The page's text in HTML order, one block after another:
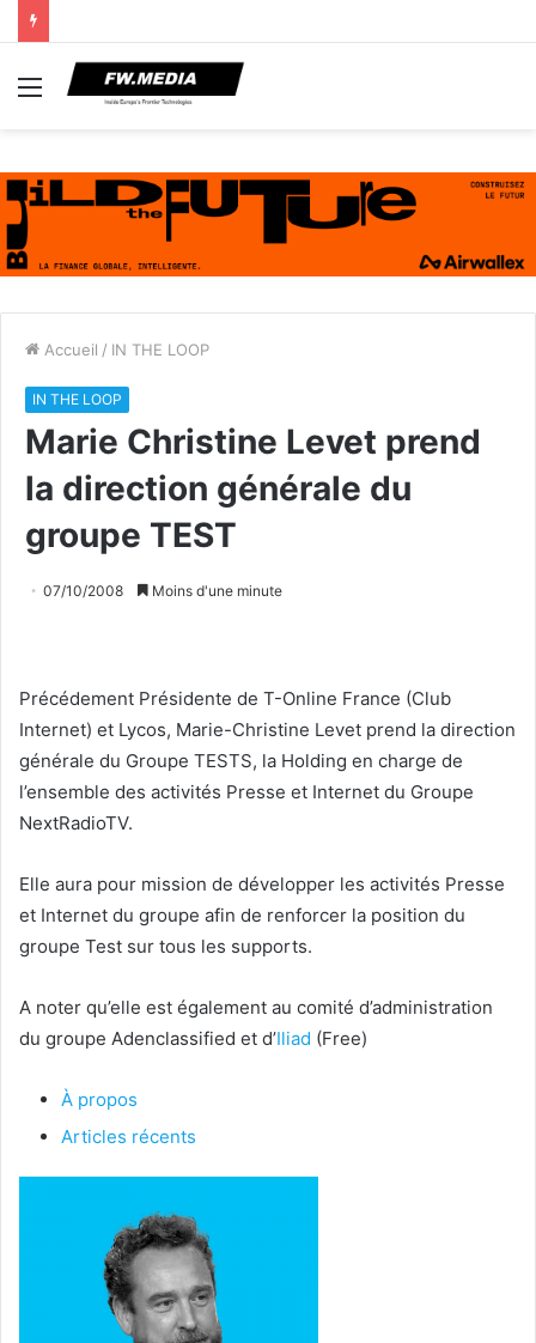
Menu
Accueil / IN THE LOOP
IN THE LOOP
Marie Christine Levet prend
la direction générale du
groupe TEST
07/10/2008 Moins d'une minute
Précédement Présidente de T-Online France (Club
Internet) et Lycos, Marie-Christine Levet prend la direction
générale du Groupe TESTS, la Holding en charge de
l’ensemble des activités Presse et Internet du Groupe
NextRadioTV.
Elle aura pour mission de développer les activités Presse
et Internet du groupe afin de renforcer la position du
groupe Test sur tous les supports.
A noter qu’elle est également au comité d’administration
du groupe Adenclassified et d’Iliad (Free)
À propos
Articles récents